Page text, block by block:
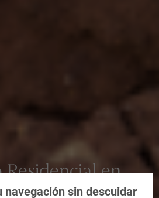
en
Lleida
navegación sin descuidar